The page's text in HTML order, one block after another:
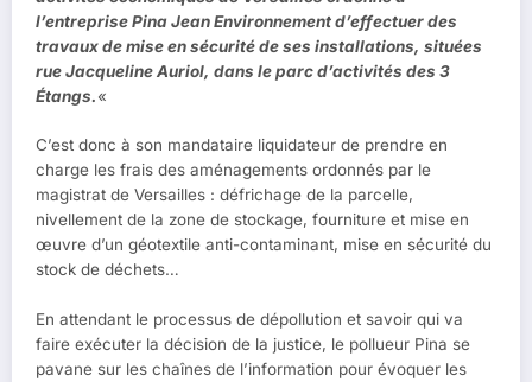
l’entreprise Pina Jean Environnement d’effectuer des
travaux de mise en sécurité de ses installations, situées
rue Jacqueline Auriol, dans le parc d’activités des 3
Étangs.«
C’est donc à son mandataire liquidateur de prendre en
charge les frais des aménagements ordonnés par le
magistrat de Versailles : défrichage de la parcelle,
nivellement de la zone de stockage, fourniture et mise en
œuvre d’un géotextile anti-contaminant, mise en sécurité du
stock de déchets…
En attendant le processus de dépollution et savoir qui va
faire exécuter la décision de la justice, le pollueur Pina se
pavane sur les chaînes de l’information pour évoquer les